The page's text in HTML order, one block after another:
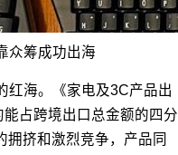
众筹成功出海
红海。《家电及3C产品出
占跨境出口总金额的四分
拥挤和激烈竞争，产品同